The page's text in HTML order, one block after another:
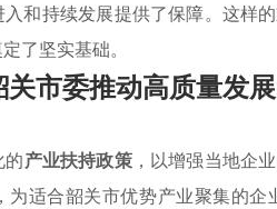
和持续发展提供了保障。这样
了坚实基础。
关市委推动高质量发
的产业扶持政策，以增强当地企
为适合韶关市优势产业聚集的